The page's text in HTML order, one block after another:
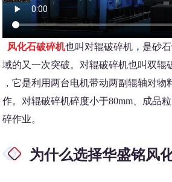
风化石破碎机也叫对辊破碎机 ， 是砂
域的又一次突破。对辊破碎机也叫双辊
，它是利用两台电机带动两副辊轴对物
作。对辊破碎机碎度小于80mm、成品
碎作业。
为什么选择华盛铭风